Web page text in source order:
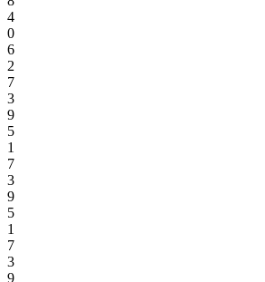
4
0
6
2
7
3
9
5
1
7
3
9
5
1
7
3
9